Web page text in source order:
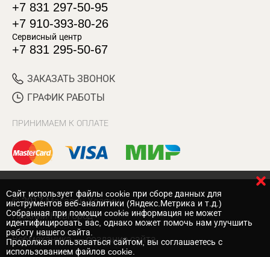
+7 831 297-50-95
+7 910-393-80-26
Сервисный центр
+7 831 295-50-67
ЗАКАЗАТЬ ЗВОНОК
ГРАФИК РАБОТЫ
ПРИНИМАЕМ К ОПЛАТЕ
© 2017 Магазин Хозяин
Нижний Новгород
Вебмеханика — создание сайта
Cайт использует файлы cookie при сборе данных для
инструментов веб-аналитики (Яндекс.Метрика и т.д.)
Собранная при помощи cookie информация не может
идентифицировать вас, однако может помочь нам улучшить
работу нашего сайта.
Продолжая пользоваться сайтом, вы соглашаетесь с
использованием файлов cookie.